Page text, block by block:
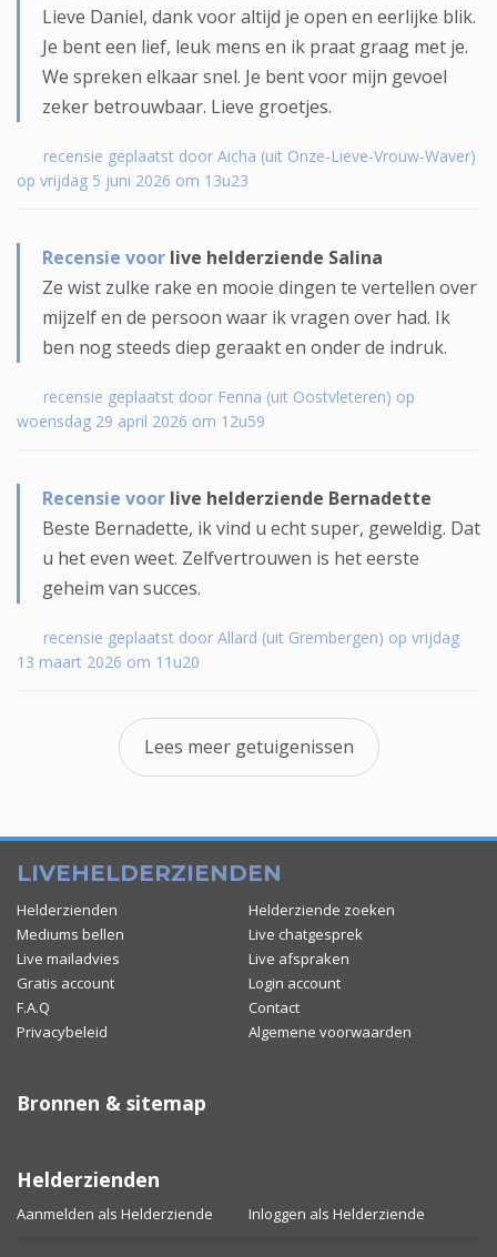
Lieve Daniel, dank voor altijd je open en eerlijke blik.
Je bent een lief, leuk mens en ik praat graag met je.
We spreken elkaar snel. Je bent voor mijn gevoel
zeker betrouwbaar. Lieve groetjes.
recensie geplaatst door Aicha (uit Onze-Lieve-Vrouw-Waver)
op vrijdag 5 juni 2026 om 13u23
Recensie voor live helderziende Salina
Ze wist zulke rake en mooie dingen te vertellen over
mijzelf en de persoon waar ik vragen over had. Ik
ben nog steeds diep geraakt en onder de indruk.
recensie geplaatst door Fenna (uit Oostvleteren) op
woensdag 29 april 2026 om 12u59
Recensie voor live helderziende Bernadette
Beste Bernadette, ik vind u echt super, geweldig. Dat
u het even weet. Zelfvertrouwen is het eerste
geheim van succes.
recensie geplaatst door Allard (uit Grembergen) op vrijdag
13 maart 2026 om 11u20
Lees meer getuigenissen
LIVEHELDERZIENDEN
Helderzienden
Helderziende zoeken
Mediums bellen
Live chatgesprek
Live mailadvies
Live afspraken
Gratis account
Login account
F.A.Q
Contact
Privacybeleid
Algemene voorwaarden
Bronnen & sitemap
Helderzienden
Aanmelden als Helderziende Inloggen als Helderziende